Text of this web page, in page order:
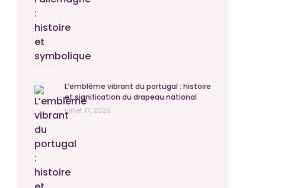
L’emblème vibrant du portugal : histoire
et signification du drapeau national
juillet 17, 2026